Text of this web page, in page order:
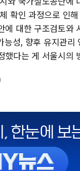
확인 과정으로 인
에 대한 구조검토와
성, 향후 유지관
했다는 게 서울시의